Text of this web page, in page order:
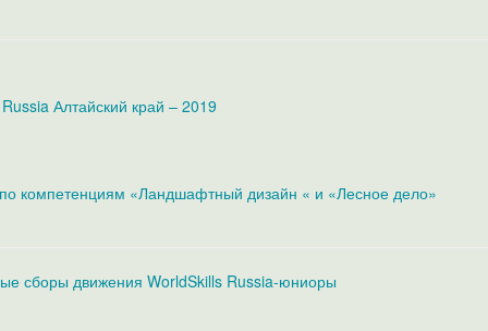
Алтайский край – 2019
компетенциям «Ландшафтный дизайн « и «Лесное дело»
сборы движения WorldSkills Russia-юниоры